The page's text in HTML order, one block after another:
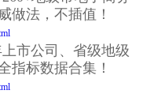
做法，不插值！
上市公司、省级地级
指标数据合集！